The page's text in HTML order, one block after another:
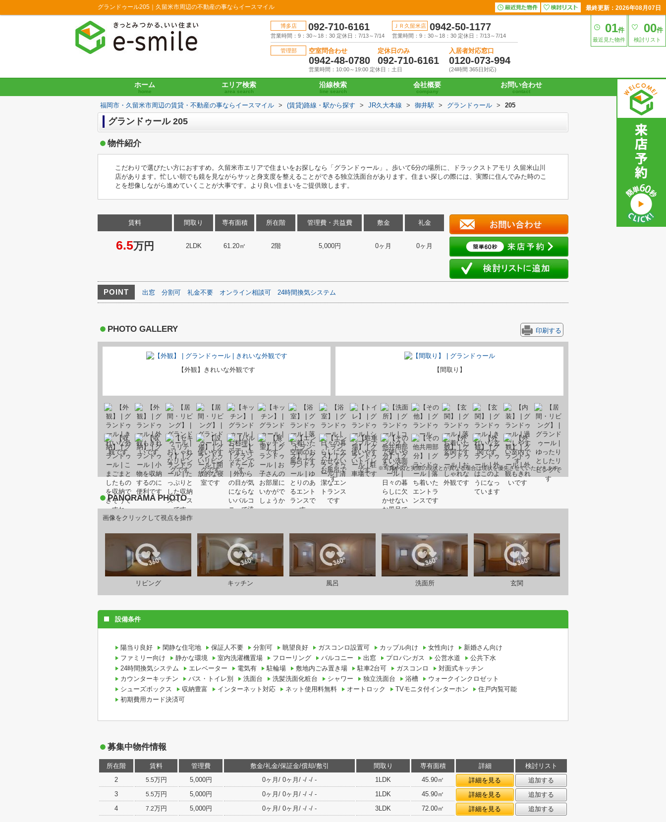
グランドゥール205｜久留米市周辺の不動産の事ならイースマイル 最終更新：2026年08月07日
博多店 092-710-6161
営業時間：9：30～18：30 定休日：7/13～7/14
ＪＲ久留米店 0942-50-1177
営業時間：9：30～18：30 定休日：7/13～7/14
管理部 空室問合わせ
0942-48-0780
定休日のみ
092-710-6161
営業時間：10:00～19:00 定休日：土日
入居者対応窓口
0120-073-994
(24時間 365日対応)
01件
最近見た物件
00件
検討リスト
ホーム
home
エリア検索
area search
沿線検索
line search
会社概要
company
お問い合わせ
contact
福岡市・久留米市周辺の賃貸・不動産の事ならイースマイル > (賃貸)路線・駅から探す > JR久大本線 > 御井駅 > グランドゥール > 205
グランドゥール 205
物件紹介
こだわりで選びたい方におすすめ。久留米市エリアで住まいをお探しなら「グランドゥール」。歩いて6分の場所に、ドラックストアモリ 久留米山川
店があります。忙しい朝でも鏡を見ながらサッと身支度を整えることができる独立洗面台があります。住まい探しの際には、実際に住んでみた時のこ
とを想像しながら進めていくことが大事です。より良い住まいをご提供致します。
賃料
6.5万円
間取り
2LDK
専有面積
61.20㎡
所在階
2階
管理費・共益費
5,000円
敷金
0ヶ月
礼金
0ヶ月
POINT 出窓 分割可 礼金不要 オンライン相談可 24時間換気システム
PHOTO GALLERY 印刷する
【外観】きれいな外観です 【間取り】
※写真や図と実際の現状とが異なる場合は現状を優先させていただきます。
PANORAMA PHOTO
画像をクリックして視点を操作
リビング キッチン 風呂 洗面所 玄関
設備条件
陽当り良好 閑静な住宅地 保証人不要 分割可 眺望良好 ガスコンロ設置可 カップル向け 女性向け
新婚さん向け
ファミリー向け
静かな環境 室内洗濯機置場 フローリング バルコニー 出窓 プロパンガス 公営水道
公共下水
24時間換気システム
エレベーター 電気有 駐輪場 敷地内ごみ置き場 駐車2台可 ガスコンロ
対面式キッチン
カウンターキッチン
バス・トイレ別 洗面台 洗髪洗面化粧台 シャワー 独立洗面台 浴槽
ウォークインクロゼット
シューズボックス
収納豊富 インターネット対応 ネット使用料無料 オートロック TVモニタ付インターホン
住戸内覧可能
初期費用カード決済可
募集中物件情報
所在階 賃料 管理費 敷金/礼金/保証金/償却/敷引 間取り 専有面積 詳細
検討リスト
2
5.5万円 5,000円 0ヶ月/ 0ヶ月/ -/ -/ - 1LDK 45.90㎡ 詳細を見る
追加する
3
5.5万円 5,000円 0ヶ月/ 0ヶ月/ -/ -/ - 1LDK 45.90㎡ 詳細を見る
追加する
4
7.2万円 5,000円 0ヶ月/ 0ヶ月/ -/ -/ - 3LDK 72.00㎡ 詳細を見る 追加する